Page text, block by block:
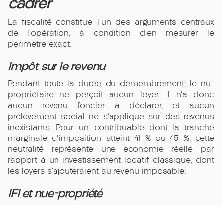
La fiscalité constitue l'un des arguments centraux
de l'opération, à condition d'en mesurer le
périmètre exact.
Impôt sur le revenu
Pendant toute la durée du démembrement, le nu-
propriétaire ne perçoit aucun loyer. Il n'a donc
aucun revenu foncier à déclarer, et aucun
prélèvement social ne s'applique sur des revenus
inexistants. Pour un contribuable dont la tranche
marginale d'imposition atteint 41 % ou 45 %, cette
neutralité représente une économie réelle par
rapport à un investissement locatif classique, dont
les loyers s'ajouteraient au revenu imposable.
IFI et nue-propriété